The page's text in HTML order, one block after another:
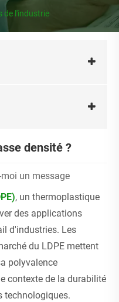
de l'industrie
densité ?
un message
, un thermoplastique
des applications
d'industries. Les
du LDPE mettent
polyvalence
contexte de la durabilité
technologiques.